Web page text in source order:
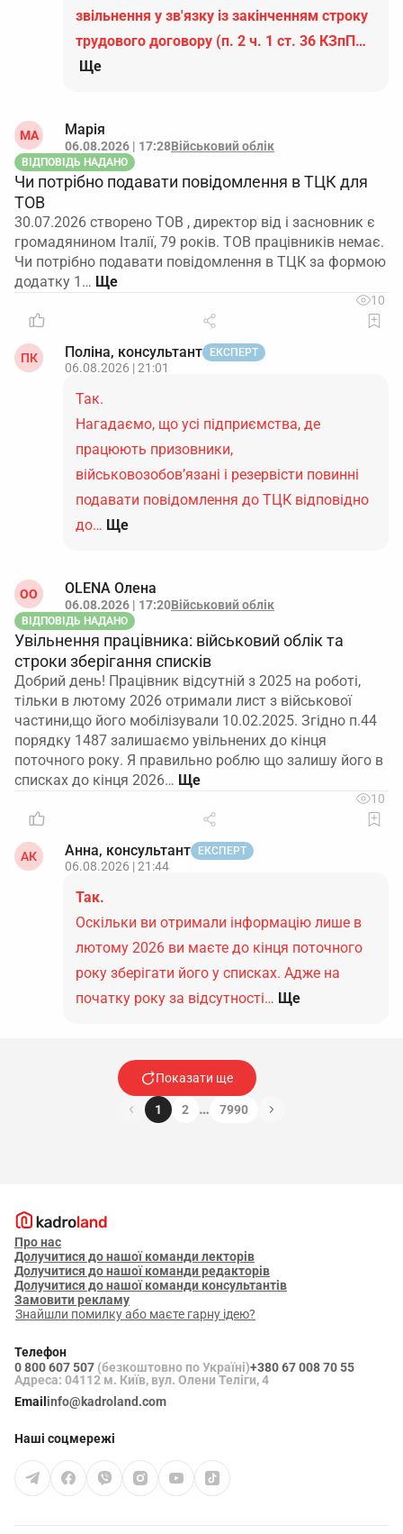
звільнення у зв'язку із закінченням строку
трудового договору (п. 2 ч. 1 ст. 36 КЗпП…
Ще
МА Марія
06.08.2026 | 17:28Військовий облік
ВІДПОВІДЬ НАДАНО
Чи потрібно подавати повідомлення в ТЦК для
ТОВ
30.07.2026 створено ТОВ , директор від і засновник є
громадянином Італії, 79 років. ТОВ працівників немає.
Чи потрібно подавати повідомлення в ТЦК за формою
додатку 1…
10
ПК Поліна, консультант ЕКСПЕРТ
06.08.2026 | 21:01
Так.
Нагадаємо, що усі підприємства, де
працюють призовники,
військовозобов’язані і резервісти повинні
подавати повідомлення до ТЦК відповідно
до… Ще
ОO OLENA Олена
06.08.2026 | 17:20Військовий облік
ВІДПОВІДЬ НАДАНО
Увільнення працівника: військовий облік та
строки зберігання списків
Добрий день! Працівник відсутній з 2025 на роботі,
тільки в лютому 2026 отримали лист з військової
частини,що його мобілізували 10.02.2025. Згідно п.44
порядку 1487 залишаємо увільнених до кінця
поточного року. Я правильно роблю що залишу його в
списках до кінця 2026…
10
АК Анна, консультант ЕКСПЕРТ
06.08.2026 | 21:44
Так.
Оскільки ви отримали інформацію лише в
лютому 2026 ви маєте до кінця поточного
року зберігати його у списках. Адже на
початку року за відсутності… Ще
Показати ще
1 2 … 7990
Про нас
Долучитися до нашої команди лекторів
Долучитися до нашої команди редакторів
Долучитися до нашої команди консультантів
Замовити рекламу
Знайшли помилку або маєте гарну ідею?
Телефон
0 800 607 507 (безкоштовно по Україні)+380 67 008 70 55
Адреса: 04112 м. Київ, вул. Олени Теліги, 4
Email info@kadroland.com
Наші соцмережі